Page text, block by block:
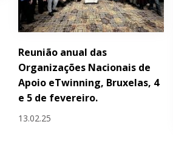
Reunião anual das
Organizações Nacionais de
Apoio eTwinning, Bruxelas, 4
e 5 de fevereiro.
13.02.25